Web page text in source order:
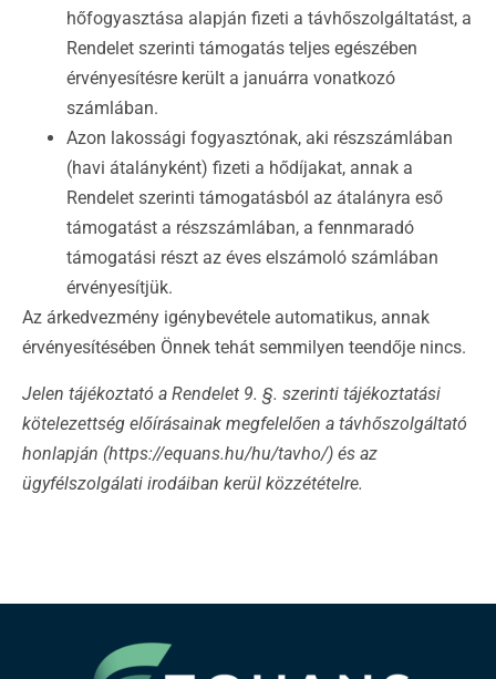
hőfogyasztása alapján fizeti a távhőszolgáltatást, a
Rendelet szerinti támogatás teljes egészében
érvényesítésre került a januárra vonatkozó
számlában.
Azon lakossági fogyasztónak, aki részszámlában
(havi átalányként) fizeti a hődíjakat, annak a
Rendelet szerinti támogatásból az átalányra eső
támogatást a részszámlában, a fennmaradó
támogatási részt az éves elszámoló számlában
érvényesítjük.
Az árkedvezmény igénybevétele automatikus, annak
érvényesítésében Önnek tehát semmilyen teendője nincs.
Jelen tájékoztató a Rendelet 9. §. szerinti tájékoztatási
kötelezettség előírásainak megfelelően a távhőszolgáltató
honlapján (https://equans.hu/hu/tavho/) és az
ügyfélszolgálati irodáiban kerül közzétételre.